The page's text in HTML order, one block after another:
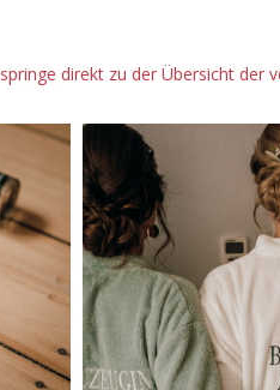
springe direkt zu der Übersicht der